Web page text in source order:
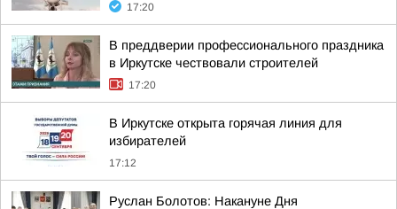
17:20
В преддверии профессионального праздника
в Иркутске чествовали строителей
17:20
В Иркутске открыта горячая линия для
избирателей
17:12
Руслан Болотов: Накануне Дня